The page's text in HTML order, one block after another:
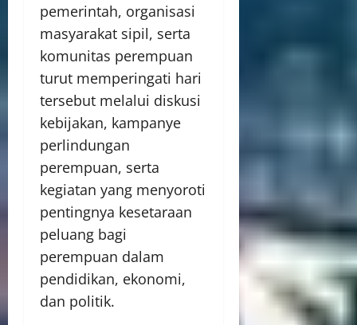
pemerintah, organisasi
masyarakat sipil, serta
komunitas perempuan
turut memperingati hari
tersebut melalui diskusi
kebijakan, kampanye
perlindungan
perempuan, serta
kegiatan yang menyoroti
pentingnya kesetaraan
peluang bagi
perempuan dalam
pendidikan, ekonomi,
dan politik.